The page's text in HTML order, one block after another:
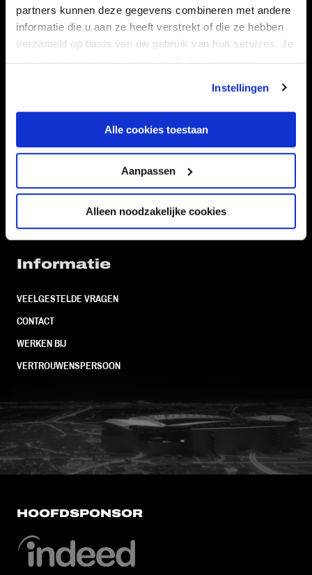
partners kunnen deze gegevens combineren met andere
informatie die u aan ze heeft verstrekt of die ze hebben
verzameld op basis van uw gebruik van hun services. Je
kan je toestemming beheren op de Cookiepagina.
Instellingen
Alle cookies toestaan
Aanpassen
Alleen noodzakelijke cookies
Volg ons ook via
TEAMS
FOUNDATION
KAARTVERKOOP
BUSINESS
Informatie
VEELGESTELDE VRAGEN
CONTACT
WERKEN BIJ
VERTROUWENSPERSOON
FC Utrecht<br>vanuit<br>het
HOOFDSPONSOR